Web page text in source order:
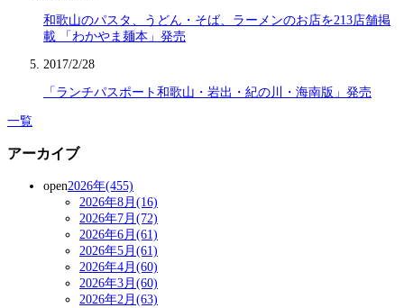
和歌山のパスタ、うどん・そば、ラーメンのお店を213店舗掲
載 「わかやま麺本」発売
2017/2/28
「ランチパスポート和歌山・岩出・紀の川・海南版」発売
一覧
アーカイブ
open2026年(455)
2026年8月(16)
2026年7月(72)
2026年6月(61)
2026年5月(61)
2026年4月(60)
2026年3月(60)
2026年2月(63)